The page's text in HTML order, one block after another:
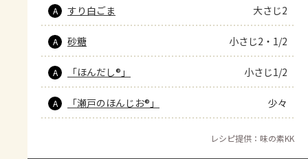
A すり白ごま 大さじ2
A 砂糖 小さじ2・1/2
A 「ほんだし®」 小さじ1/2
A 「瀬戸のほんじお®」 少々
レシピ提供：味の素KK